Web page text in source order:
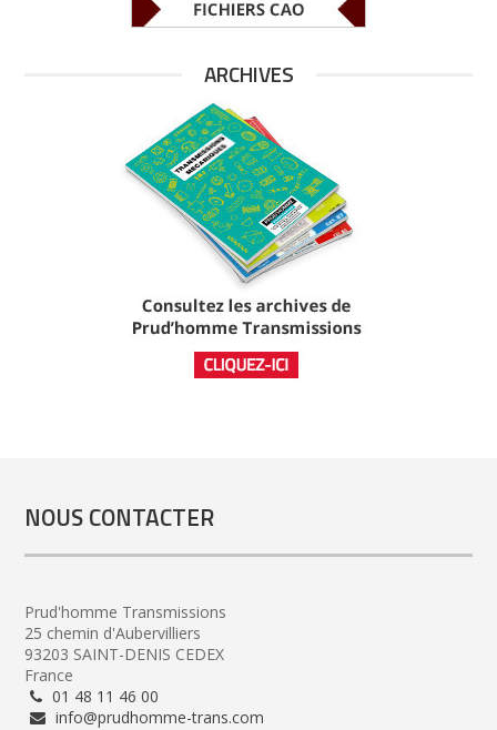
ARCHIVES
NOUS CONTACTER
Prud'homme Transmissions
25 chemin d'Aubervilliers
93203 SAINT-DENIS CEDEX
France
01 48 11 46 00
info@prudhomme-trans.com